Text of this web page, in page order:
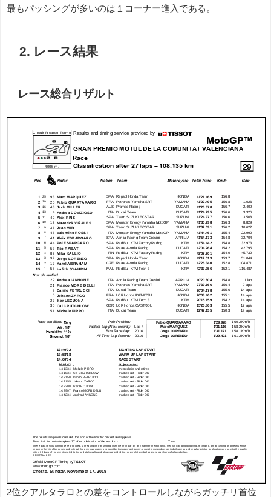
最もパッシングが多いのは１コーナー進入である。
2. レース結果
レース総合リザルト
2位クアルタラロとの差をコントロールしながらガッチリ首位